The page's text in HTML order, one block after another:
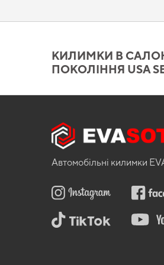
заслуговує
Під час виробництва наших
КИЛИМКИ В САЛОН
ПОКОЛІННЯ USA
Автомобільні килимки